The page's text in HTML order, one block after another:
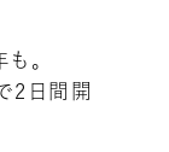
。
2日間開